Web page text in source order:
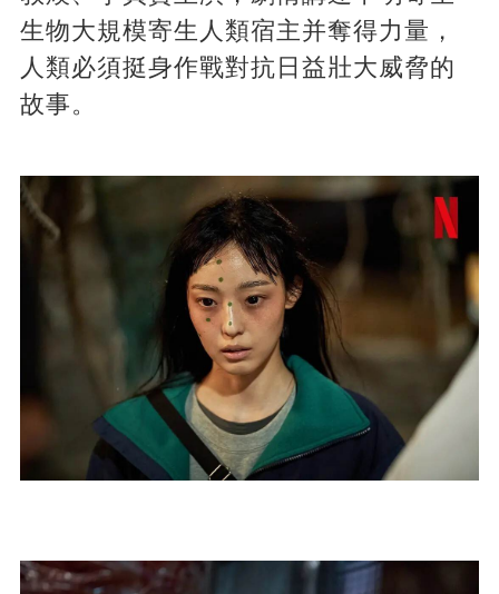
生物大規模寄生人類宿主并奪得力量，
人類必須挺身作戰對抗日益壯大威脅的
故事。